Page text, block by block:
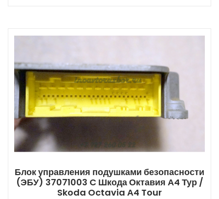
Блок управления подушками безопасности
(ЭБУ) 37071003 C Шкода Октавия А4 Тур /
Skoda Octavia А4 Tour